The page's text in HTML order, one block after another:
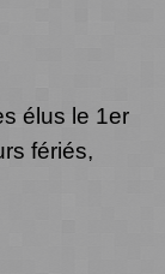
élus le 1er
fériés,